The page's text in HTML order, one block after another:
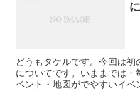
どうもタケルです。今回は初
についてです。いままでは・
ベント・地図がでやすいイベ